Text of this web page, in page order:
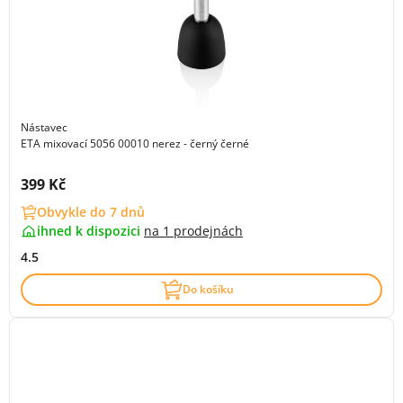
Nástavec
ETA mixovací 5056 00010 nerez - černý černé
Cena s DPH:
399 Kč
Obvykle do 7 dnů
ihned k dispozici na 1 prodejnách
4.5
Do košíku